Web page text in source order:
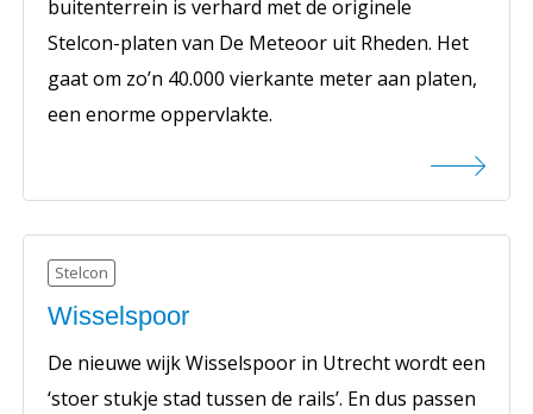
buitenterrein is verhard met de originele
Stelcon-platen van De Meteoor uit Rheden. Het
gaat om zo’n 40.000 vierkante meter aan platen,
een enorme oppervlakte.
Stelcon
Wisselspoor
De nieuwe wijk Wisselspoor in Utrecht wordt een
‘stoer stukje stad tussen de rails’. En dus passen